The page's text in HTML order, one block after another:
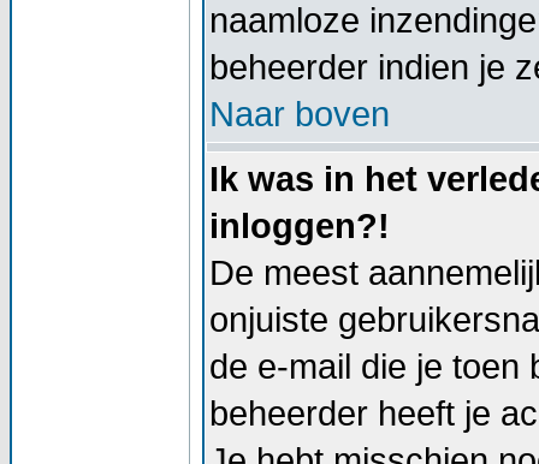
naamloze
beheerder indien je
Naar boven
Ik was in het
inloggen?!
De meest
onjuiste
de e-mail die je toen
beheerder heeft je